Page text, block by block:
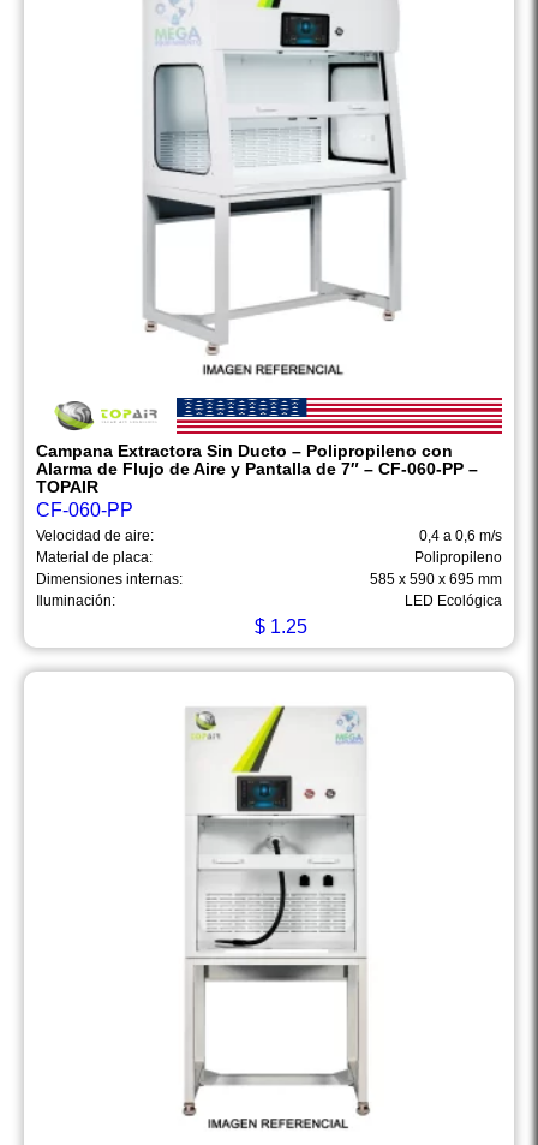
Campana Extractora Sin Ducto – Polipropileno con
Alarma de Flujo de Aire y Pantalla de 7″ – CF-060-PP –
TOPAIR
CF-060-PP
Velocidad de aire:
0,4 a 0,6 m/s
Material de placa:
Polipropileno
Dimensiones internas:
585 x 590 x 695 mm
Iluminación:
LED Ecológica
$ 1.25